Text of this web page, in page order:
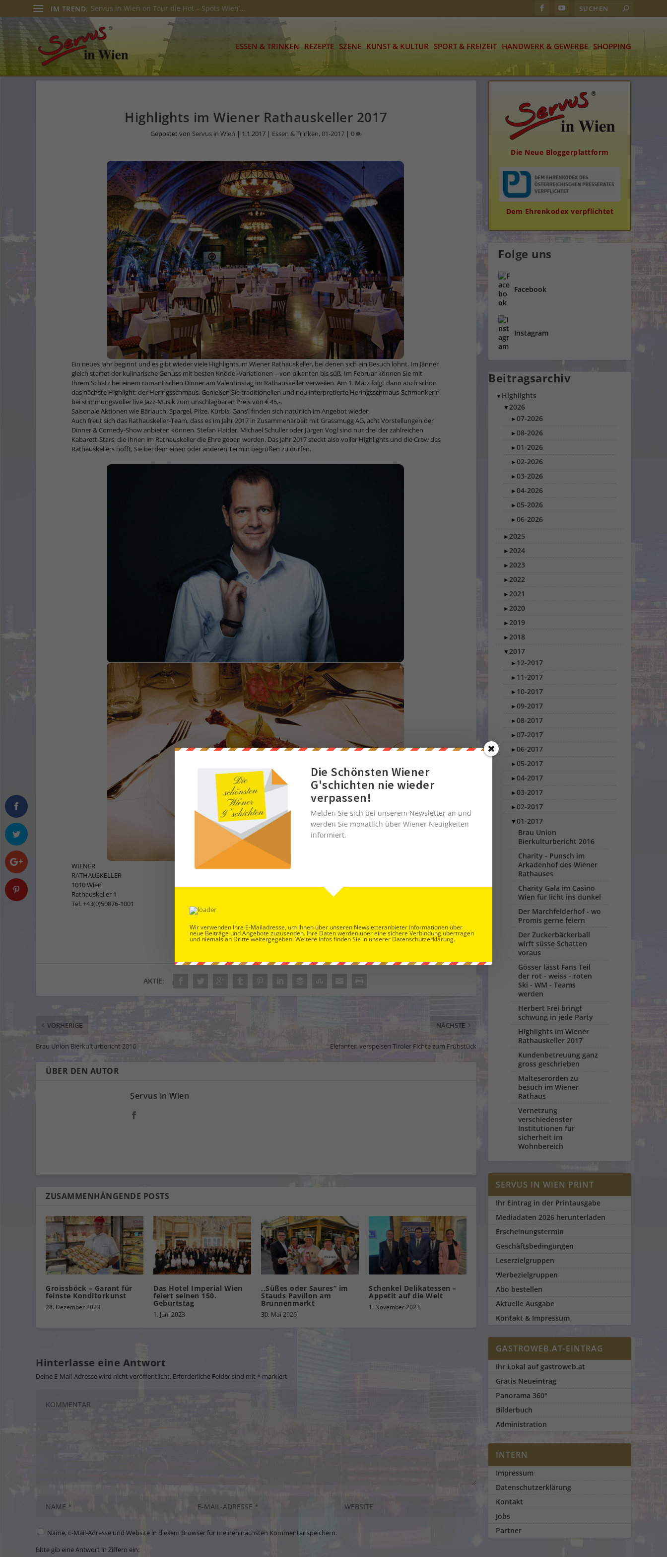
IM TREND: Servus in Wien on Tour die Hot – Spots Wien’...
ESSEN & TRINKEN REZEPTE SZENE KUNST & KULTUR SPORT & FREIZEIT HANDWERK & GEWERBE SHOPPING
Highlights im Wiener Rathauskeller 2017
Gepostet von Servus in Wien | 1.1.2017 | Essen & Trinken,01-2017 | 0
Ein neues Jahr beginnt und es gibt wieder viele Highlights im Wiener Rathauskeller, bei denen sich ein Besuch lohnt. Im Jänner
gleich startet der kulinarische Genuss mit besten Knödel-Variationen – von pikanten bis süß. Im Februar können Sie mit
Ihrem Schatz bei einem romantischen Dinner am Valentinstag im Rathauskeller verweilen. Am 1. März folgt dann auch schon
das nächste Highlight: der Heringsschmaus. Genießen Sie traditionellen und neu interpretierte Heringsschmaus-Schmankerln
bei stimmungsvoller live Jazz-Musik zum unschlagbaren Preis von € 45,-.
Saisonale Aktionen wie Bärlauch, Spargel, Pilze, Kürbis, Gans’l finden sich natürlich im Angebot wieder.
Auch freut sich das Rathauskeller-Team, dass es im Jahr 2017 in Zusammenarbeit mit Grassmugg AG, acht Vorstellungen der
Dinner & Comedy-Show anbieten können. Stefan Haider, Michael Schuller oder Jürgen Vogl sind nur drei der zahlreichen
Kabarett-Stars, die Ihnen im Rathauskeller die Ehre geben werden. Das Jahr 2017 steckt also voller Highlights und die Crew des
Rathauskellers hofft, Sie bei dem einen oder anderen Termin begrüßen zu dürfen.
WIENER
RATHAUSKELLER
1010 Wien
Rathauskeller 1
Tel. +43(0)50876-1001
AKTIE:
VORHERIGE
Brau Union Bierkulturbericht 2016
NÄCHSTE
Elefanten verspeisen Tiroler Fichte zum Frühstück
ÜBER DEN AUTOR
Servus in Wien
ZUSAMMENHÄNGENDE POSTS
Groissböck – Garant für
feinste Konditorkunst
28. Dezember 2023
Das Hotel Imperial Wien
feiert seinen 150.
Geburtstag
1. Juni 2023
,,Süßes oder Saures” im
Stauds Pavillon am
Brunnenmarkt
30. Mai 2026
Schenkel Delikatessen –
Appetit auf die Welt
1. November 2023
Hinterlasse eine Antwort
Deine E-Mail-Adresse wird nicht veröffentlicht. Erforderliche Felder sind mit * markiert
Name, E-Mail-Adresse und Website in diesem Browser für meinen nächsten Kommentar speichern.
Bitte gib eine Antwort in Ziffern ein:
Die Neue Bloggerplattform
Dem Ehrenkodex verpflichtet
Folge uns
Facebook
Instagram
Beitragsarchiv
▼ Highlights
▼2026
►07-2026
►08-2026
►01-2026
►02-2026
►03-2026
►04-2026
►05-2026
►06-2026
►2025
►2024
►2023
►2022
►2021
►2020
►2019
►2018
▼2017
► 12-2017
► 11-2017
► 10-2017
►09-2017
►08-2017
►07-2017
►06-2017
►05-2017
►04-2017
►03-2017
►02-2017
▼01-2017
Brau Union
Bierkulturbericht 2016
Charity - Punsch im
Arkadenhof des Wiener
Rathauses
Charity Gala im Casino
Wien für licht ins dunkel
Der Marchfelderhof - wo
Promis gerne feiern
Der Zuckerbäckerball
wirft süsse Schatten
voraus
Gösser lässt Fans Teil
der rot - weiss - roten
Ski - WM - Teams
werden
Herbert Frei bringt
schwung in jede Party
Highlights im Wiener
Rathauskeller 2017
Kundenbetreuung ganz
gross geschrieben
Malteserorden zu
besuch im Wiener
Rathaus
Vernetzung
verschiedenster
Institutionen für
sicherheit im
Wohnbereich
SERVUS IN WIEN PRINT
Ihr Eintrag in der Printausgabe
Mediadaten 2026 herunterladen
Erscheinungstermin
Geschäftsbedingungen
Leserzielgruppen
Werbezielgruppen
Abo bestellen
Aktuelle Ausgabe
Kontakt & Impressum
GASTROWEB.AT-EINTRAG
Ihr Lokal auf gastroweb.at
Gratis Neueintrag
Panorama 360°
Bilderbuch
Administration
INTERN
Impressum
Datenschutzerklärung
Kontakt
Jobs
Partner
Die Schönsten Wiener
G'schichten nie wieder
verpassen!
Melden Sie sich bei unserem Newsletter an und
werden Sie monatlich über Wiener Neuigkeiten
informiert.
Wir verwenden Ihre E-Mailadresse, um Ihnen über unseren Newsletteranbieter Informationen über
neue Beiträge und Angebote zuzusenden. Ihre Daten werden über eine sichere Verbindung übertragen
und niemals an Dritte weitergegeben. Weitere Infos finden Sie in unserer Datenschutzerklärung.